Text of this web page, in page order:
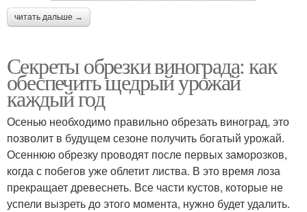
читать дальше →
Секреты обрезки винограда: как
обеспечить щедрый урожай
каждый год
Осенью необходимо правильно обрезать виноград, это
позволит в будущем сезоне получить богатый урожай.
Осеннюю обрезку проводят после первых заморозков,
когда с побегов уже облетит листва. В это время лоза
прекращает древеснеть. Все части кустов, которые не
успели вызреть до этого момента, нужно будет удалить.